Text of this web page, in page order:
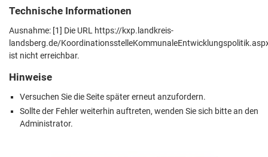
Technische Informationen
Ausnahme: [1] Die URL https://kxp.landkreis-
landsberg.de/
ist nicht erreichbar.
Hinweise
Versuchen Sie die Seite später erneut anzufordern.
Sollte der Fehler weiterhin auftreten, wenden Sie sich bitte an den
Administrator.